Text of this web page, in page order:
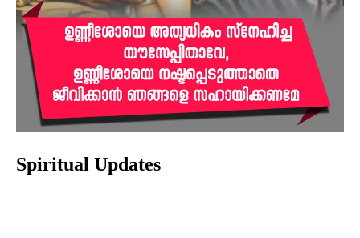
Spiritual Updates